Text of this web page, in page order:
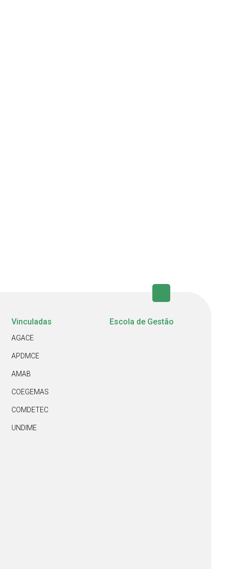
Vinculadas
AGACE
APDMCE
AMAB
COEGEMAS
COMDETEC
UNDIME
Escola de Gestão